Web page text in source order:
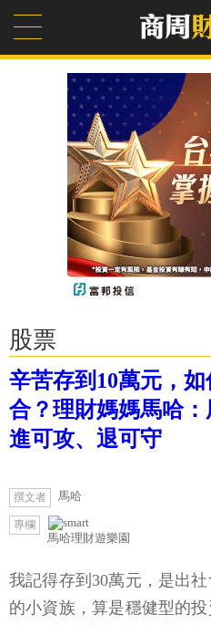
股票
辛苦存到10萬元，
合？理財媽媽馬哈：
進可攻、退可守
撰文者 馬哈
專欄
馬哈理財遊樂園
我記得存到30萬元，是出
的小資族，算是穩健型的